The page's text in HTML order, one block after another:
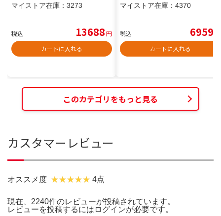
マイストア在庫： 3273
税込 13688円
カートに入れる
マイストア在庫： 4370
税込 6959
カートに入れる
このカテゴリをもっと見る
カスタマーレビュー
オススメ度 4点
現在、2240件のレビューが投稿されています。
レビューを投稿するには ログインが必要です。